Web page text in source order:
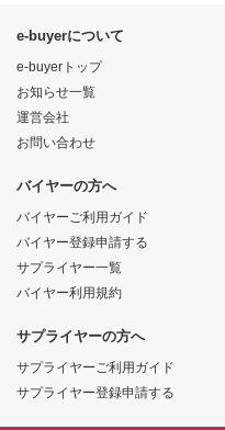
e-buyerについて
e-buyerトップ
お知らせ一覧
運営会社
お問い合わせ
バイヤーの方へ
バイヤーご利用ガイド
バイヤー登録申請する
サプライヤー一覧
バイヤー利用規約
サプライヤーの方へ
サプライヤーご利用ガイド
サプライヤー登録申請する